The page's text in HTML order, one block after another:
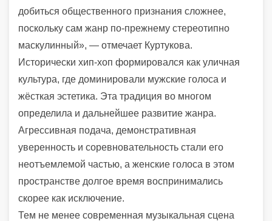
добиться общественного признания сложнее,
поскольку сам жанр по-прежнему стереотипно
маскулинный», — отмечает Куртукова.
Исторически хип-хоп формировался как уличная
культура, где доминировали мужские голоса и
жёсткая эстетика. Эта традиция во многом
определила и дальнейшее развитие жанра.
Агрессивная подача, демонстративная
уверенность и соревновательность стали его
неотъемлемой частью, а женские голоса в этом
пространстве долгое время воспринимались
скорее как исключение.
Тем не менее современная музыкальная сцена